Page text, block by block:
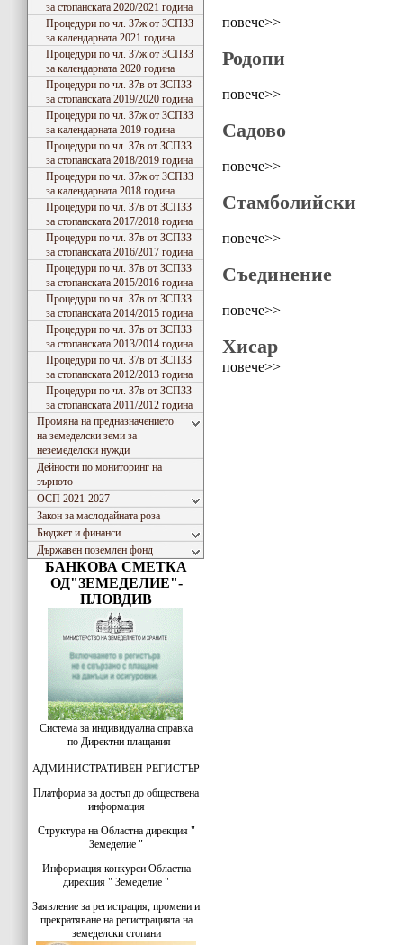
за стопанската 2020/2021 година
Процедури по чл. 37ж от ЗСПЗЗ
за календарната 2021 година
Процедури по чл. 37ж от ЗСПЗЗ
за календарната 2020 година
Процедури по чл. 37в от ЗСПЗЗ
за стопанската 2019/2020 година
Процедури по чл. 37ж от ЗСПЗЗ
за календарната 2019 година
Процедури по чл. 37в от ЗСПЗЗ
за стопанската 2018/2019 година
Процедури по чл. 37ж от ЗСПЗЗ
за календарната 2018 година
Процедури по чл. 37в от ЗСПЗЗ
за стопанската 2017/2018 година
Процедури по чл. 37в от ЗСПЗЗ
за стопанската 2016/2017 година
Процедури по чл. 37в от ЗСПЗЗ
за стопанската 2015/2016 година
Процедури по чл. 37в от ЗСПЗЗ
за стопанската 2014/2015 година
Процедури по чл. 37в от ЗСПЗЗ
за стопанската 2013/2014 година
Процедури по чл. 37в от ЗСПЗЗ
за стопанската 2012/2013 година
Процедури по чл. 37в от ЗСПЗЗ
за стопанската 2011/2012 година
Промяна на предназначението
на земеделски земи за
неземеделски нужди
Дейности по мониторинг на
зърното
ОСП 2021-2027
Закон за маслодайната роза
Бюджет и финанси
Държавен поземлен фонд
БАНКОВА СМЕТКА
ОД"ЗЕМЕДЕЛИЕ"-
ПЛОВДИВ
Система за индивидуална справка
по Директни плащания
АДМИНИСТРАТИВЕН РЕГИСТЪР
Платформа за достъп до обществена
информация
Структура на Областна дирекция "
Земеделие "
Информация конкурси Областна
дирекция " Земеделие "
Заявление за регистрация, промени и
прекратяване на регистрацията на
земеделски стопани
повече>>
Родопи
повече>>
Садово
повече>>
Стамболийски
повече>>
Съединение
повече>>
Хисар
повече>>